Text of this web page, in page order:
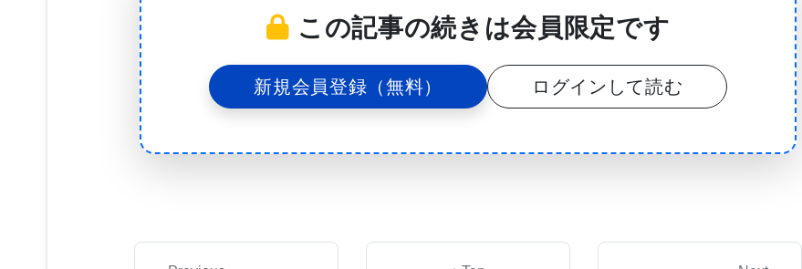
の遺伝的要因を明らかにするであろう。嚢胞性線維症患者の易感染性の研究結果は2012年7
月8日付けのNature Genetics誌に掲載された。問題となった感染は緑膿菌であった。緑膿菌
は一般的に嚢胞性線維症やその他の気道閉鎖障害を持つ患者の肺に感染する日和見土壌細菌
である。この細菌は合体してツルツルのバイオフィルムを形成し、肺組織を傷害し、呼吸を
妨害する。慢性感染症は、嚢胞性線維症患者間の肺機能および寿命の低下につながる。これ
本研究では、緑膿菌感染にもっとも耐性があった嚢胞性線維症患者間にDCTN4変異は見られ
この記事の続きは会員限定です
新規会員登録（無料） ログインして読む